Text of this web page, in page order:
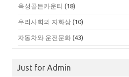
옥성골든카운티 (18)
우리사회의 자화상 (10)
자동차와 운전문화 (43)
Just for Admin